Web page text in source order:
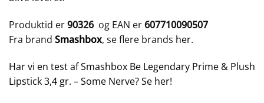
Produktid er90326 og EAN er607710090507
Fra brand Smashbox, se flere brands her.
Har vi en test af Smashbox Be Legendary Prime & Plush
Lipstick 3,4 gr. – Some Nerve? Se her!